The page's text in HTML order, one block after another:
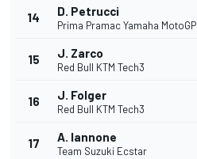
14 D. Petrucci
Prima Pramac Yamaha MotoGP
15 J. Zarco
Red Bull KTM Tech3
16 J. Folger
Red Bull KTM Tech3
17 A. Iannone
Team Suzuki Ecstar